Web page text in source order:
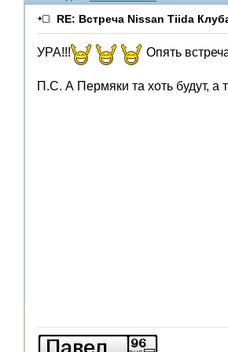
RE: Встреча Nissan Tiida
УРА!!! Опять
П.С. А Пермяки та хоть будут, а